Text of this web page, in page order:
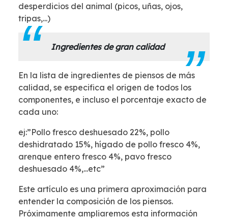
desperdicios del animal (picos, uñas, ojos,
tripas,...)
Ingredientes de gran calidad
En la lista de ingredientes de piensos de más
calidad, se especifica el origen de todos los
componentes, e incluso el porcentaje exacto de
cada uno:
ej:”Pollo fresco deshuesado 22%, pollo
deshidratado 15%, hígado de pollo fresco 4%,
arenque entero fresco 4%, pavo fresco
deshuesado 4%,...etc”
Este artículo es una primera aproximación para
entender la composición de los piensos.
Próximamente ampliaremos esta información